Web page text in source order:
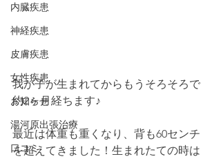
内臓疾患
神経疾患
皮膚疾患
女性疾患
お知らせ
湯河原出張治療
口コミ
我が子が生まれてからもうそろそろで
約2ヶ月経ちます♪
最近は体重も重くなり、背も60センチ
を超えてきました！生まれたての時は